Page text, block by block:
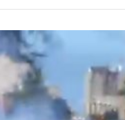
الاحتلال الصهيوني فى
عنها اغتيال خمسة
العرب يدين